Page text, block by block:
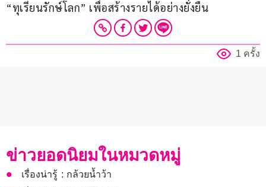
“ทุเรียนรักษ์โลก” เพื่อสร้างรายได้อย่างยั่งยืน
1 ครั้ง
ข่าวยอดนิยมในหมวดหมู่
เรื่องน่ารู้ : กล้วยน้ำว้า